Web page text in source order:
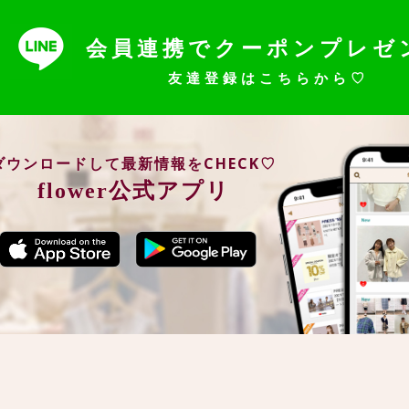
会員連携でクーポンプレゼ
友達登録はこちらから♡
ウンロードして最新情報をCHECK♡
flower公式アプリ